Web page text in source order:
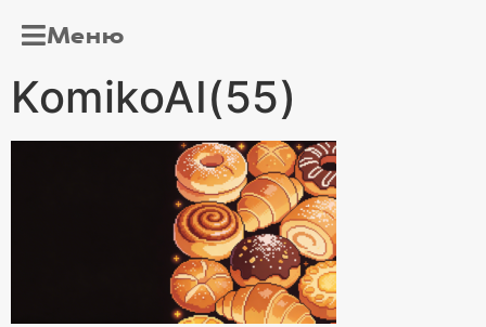
Меню
KomikoAI(55)